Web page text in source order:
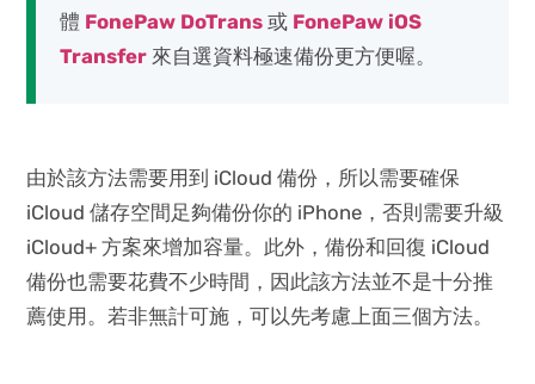
體 FonePaw DoTrans或 FonePaw iOS
Transfer來自選資料極速備份更方便喔。
由於該方法需要用到 iCloud 備份，所以需要確保
iCloud 儲存空間足夠備份你的 iPhone，否則需要升級
iCloud+ 方案來增加容量。此外，備份和回復 iCloud
備份也需要花費不少時間，因此該方法並不是十分推
薦使用。若非無計可施，可以先考慮上面三個方法。